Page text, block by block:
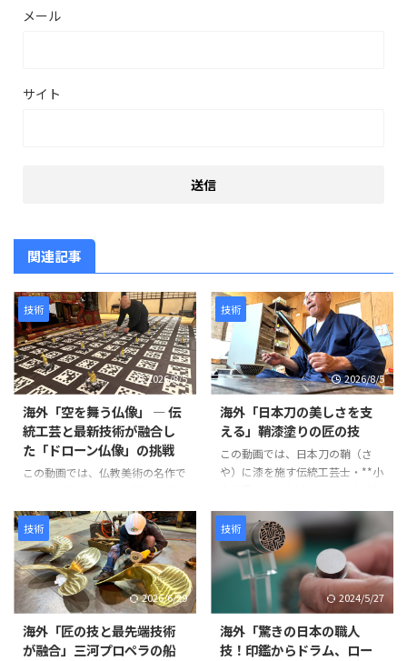
メール
サイト
関連記事
技術
2026/8/5
海外「空を舞う仏像」 ― 伝
統工芸と最新技術が融合し
た「ドローン仏像」の挑戦
この動画では、仏教美術の名作で
を現代のテクノロジーで再現す
る、革新的なプロジェクトが紹介
されています。 阿弥陀如来と25
体の菩薩が極楽浄土から人々を迎
えに来る情景を、空中を舞うドロ
ーン仏像によって表現するとい
う、伝統文化と最新技術を融合さ
せた試みです。 制作には、約
1,500年にわたり受け継がれてき
技術
2026/8/5
海外「日本刀の美しさを支
える」鞘漆塗りの匠の技
この動画では、日本刀の鞘（さ
や）に漆を施す伝統工芸士・**小
氏の仕事が紹介されています。日
本刀の鞘は単なる収納具ではな
く、刀身を守る重要な役割を担っ
ています。熟練の職人が幾度も塗
装と研磨を繰り返し、美しさと耐
久性を兼ね備えた鞘を完成させて
いきます。 製造工程は以下のよ
うに進みます。 まず、2枚の木材
を貼り合わせて作られた鞘の継ぎ
技術
2026/6/29
海外「匠の技と最先端技術
が融合」三河プロペラの船
技術
2024/5/27
海外「驚きの日本の職人
技！印鑑からドラム、ロー